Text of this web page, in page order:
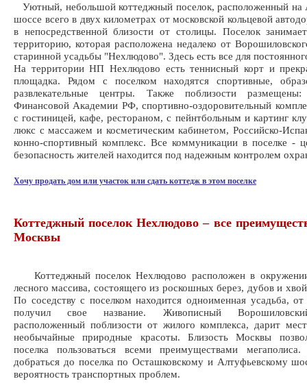
Уютный, небольшой коттеджный поселок, расположенный на
шоссе всего в двух километрах от московской кольцевой
в непосредственной близости от столицы. Поселок
территорию, которая расположена недалеко от
старинной усадьбы "Нехлюдово". Здесь есть все для
На территории НП Нехлюдово есть теннисный корт и
площадка. Рядом с поселком находятся спортивные,
развлекательные центры. Также поблизости
Финансовой Академии РФ, спортивно-оздоровительный
с гостиницей, кафе, рестораном, с пейнтбольным и картинг
люкс с массажем и косметическим кабинетом, Российско-
конно-спортивный комплекс. Все коммуникации в поселке -
безопасность жителей находится под надежным контролем
Хочу продать дом или участок или сдать коттедж в этом поселке
Коттеджный поселок Нехлюдово – все
Москвы
Коттеджный поселок Нехлюдово расположен в
лесного массива, состоящего из роскошных берез, дубов и
По соседству с поселком находится одноименная усадьба,
получил свое название. Живописный
расположенный поблизости от жилого комплекса, дарит
необычайные природные красоты. Близость Москвы
поселка пользоваться всеми преимуществами
добраться до поселка по Осташковскому и Алтуфьевскому
вероятность транспортных проблем.